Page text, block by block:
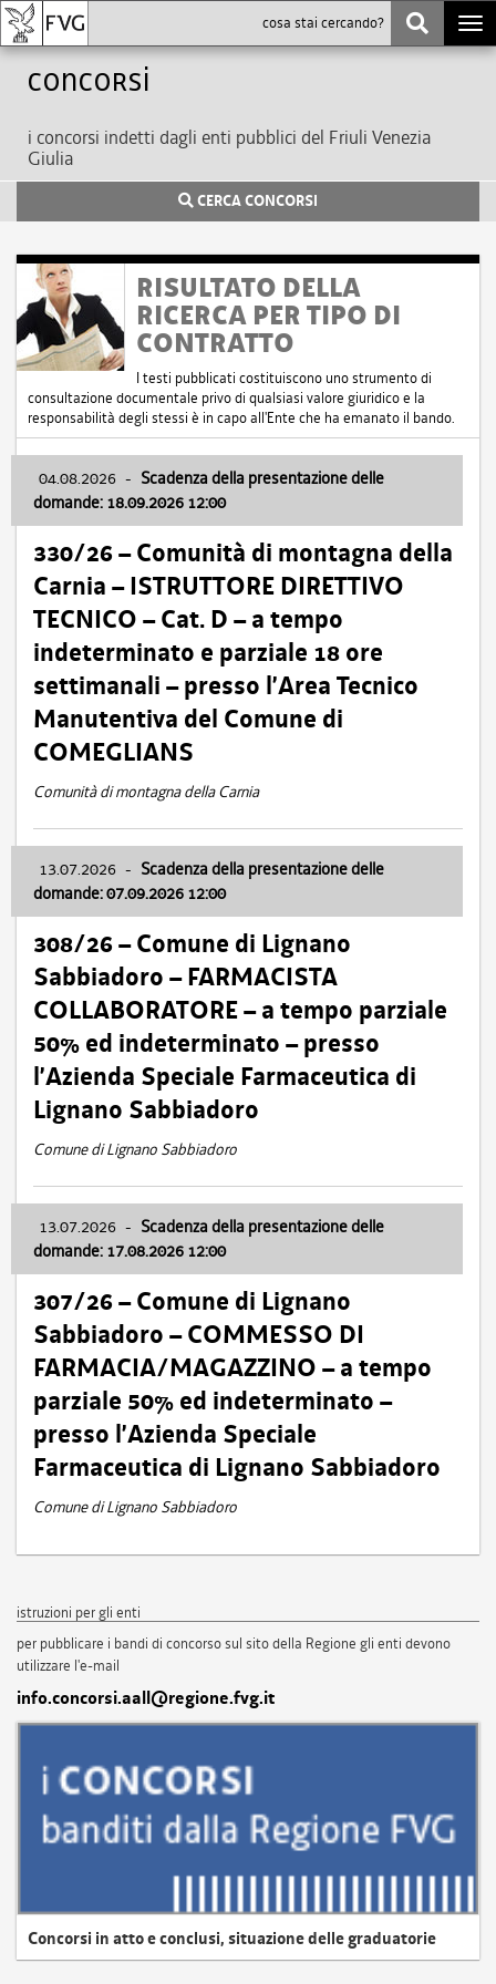
Concorsi
i concorsi indetti dagli enti pubblici del Friuli Venezia
Giulia
CERCA CONCORSI
RISULTATO DELLA
RICERCA PER TIPO DI
CONTRATTO
I testi pubblicati costituiscono uno strumento di
consultazione documentale privo di qualsiasi valore giuridico e la
responsabilità degli stessi è in capo all'Ente che ha emanato il bando.
04.08.2026 - Scadenza della presentazione delle
domande: 18.09.2026 12:00
330/26 – Comunità di montagna della
Carnia – ISTRUTTORE DIRETTIVO
TECNICO – Cat. D – a tempo
indeterminato e parziale 18 ore
settimanali – presso l’Area Tecnico
Manutentiva del Comune di
COMEGLIANS
Comunità di montagna della Carnia
13.07.2026 - Scadenza della presentazione delle
domande: 07.09.2026 12:00
308/26 – Comune di Lignano
Sabbiadoro – FARMACISTA
COLLABORATORE – a tempo parziale
50% ed indeterminato – presso
l’Azienda Speciale Farmaceutica di
Lignano Sabbiadoro
Comune di Lignano Sabbiadoro
13.07.2026 - Scadenza della presentazione delle
domande: 17.08.2026 12:00
307/26 – Comune di Lignano
Sabbiadoro – COMMESSO DI
FARMACIA/MAGAZZINO – a tempo
parziale 50% ed indeterminato –
presso l’Azienda Speciale
Farmaceutica di Lignano Sabbiadoro
Comune di Lignano Sabbiadoro
istruzioni per gli enti
per pubblicare i bandi di concorso sul sito della Regione gli enti devono
utilizzare l'e-mail
info.concorsi.aall@regione.fvg.it
Concorsi in atto e conclusi, situazione delle graduatorie